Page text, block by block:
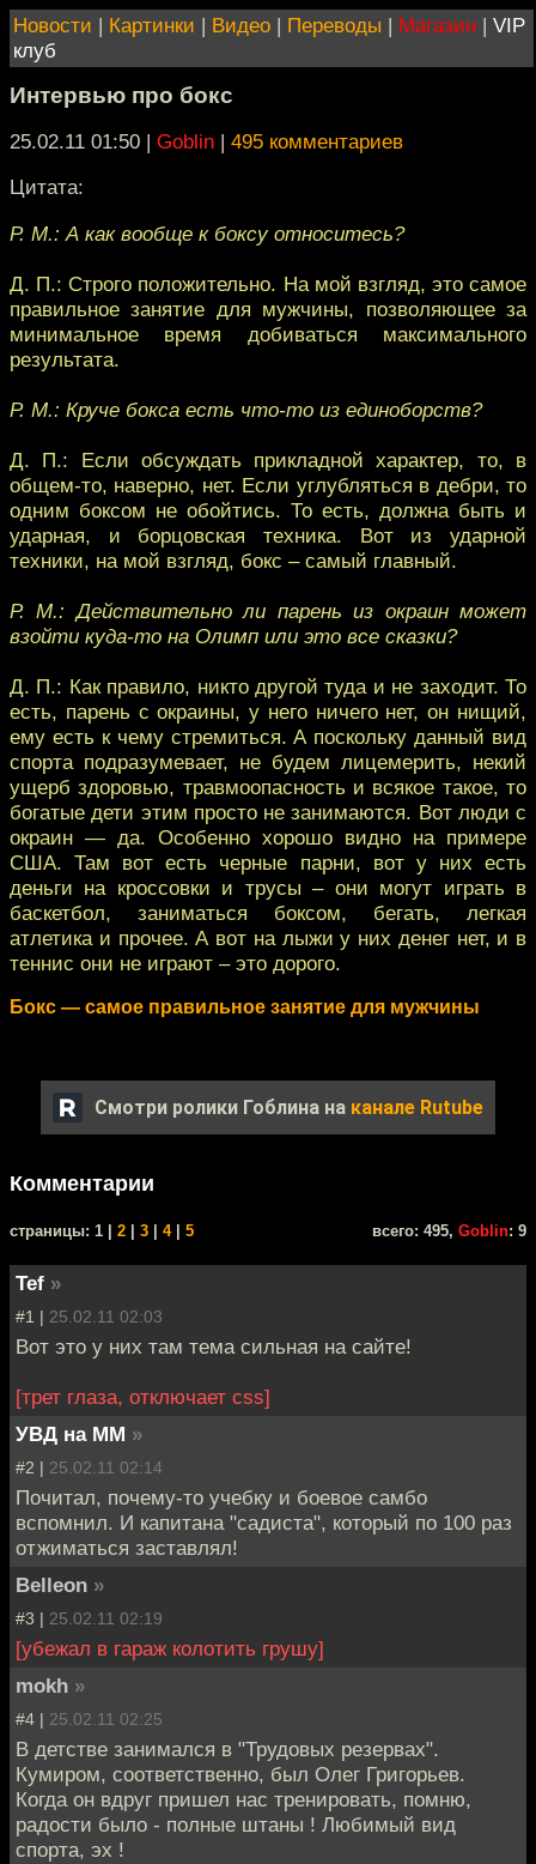
Новости | Картинки | Видео | Переводы | Магазин | VIP
клуб
Интервью про бокс
25.02.11 01:50 | Goblin | 495 комментариев
Цитата:
Р. М.: А как вообще к боксу относитесь?
Д. П.: Строго положительно. На мой взгляд, это самое
правильное занятие для мужчины, позволяющее за
минимальное время добиваться максимального
результата.
Р. М.: Круче бокса есть что-то из единоборств?
Д. П.: Если обсуждать прикладной характер, то, в
общем-то, наверно, нет. Если углубляться в дебри, то
одним боксом не обойтись. То есть, должна быть и
ударная, и борцовская техника. Вот из ударной
техники, на мой взгляд, бокс – самый главный.
Р. М.: Действительно ли парень из окраин может
взойти куда-то на Олимп или это все сказки?
Д. П.: Как правило, никто другой туда и не заходит. То
есть, парень с окраины, у него ничего нет, он нищий,
ему есть к чему стремиться. А поскольку данный вид
спорта подразумевает, не будем лицемерить, некий
ущерб здоровью, травмоопасность и всякое такое, то
богатые дети этим просто не занимаются. Вот люди с
окраин — да. Особенно хорошо видно на примере
США. Там вот есть черные парни, вот у них есть
деньги на кроссовки и трусы – они могут играть в
баскетбол, заниматься боксом, бегать, легкая
атлетика и прочее. А вот на лыжи у них денег нет, и в
теннис они не играют – это дорого.
Бокс — самое правильное занятие для мужчины
Смотри ролики Гоблина на канале Rutube
Комментарии
cтраницы: 1 | 2 3 4| 5 всего: 495, Goblin: 9
Tef »
#1 | 25.02.11 02:03
Вот это у них там тема сильная на сайте!
[трет глаза, отключает css]
УВД на ММ »
#2 | 25.02.11 02:14
Почитал, почему-то учебку и боевое самбо
вспомнил. И капитана "садиста", который по 100 раз
отжиматься заставлял!
Belleon »
#3 | 25.02.11 02:19
[убежал в гараж колотить грушу]
mokh »
#4 | 25.02.11 02:25
В детстве занимался в "Трудовых резервах".
Кумиром, соответственно, был Олег Григорьев.
Когда он вдруг пришел нас тренировать, помню,
радости было - полные штаны ! Любимый вид
спорта, эх !